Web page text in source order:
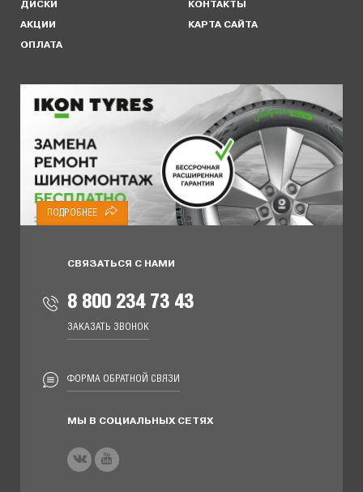
ДИСКИ
АКЦИИ
ОПЛАТА
КОНТАКТЫ
КАРТА САЙТА
ПОДРОБНЕЕ
СВЯЗАТЬСЯ С НАМИ
8 800 234 73 43
ЗАКАЗАТЬ ЗВОНОК
ФОРМА ОБРАТНОЙ СВЯЗИ
МЫ В СОЦИАЛЬНЫХ СЕТЯХ